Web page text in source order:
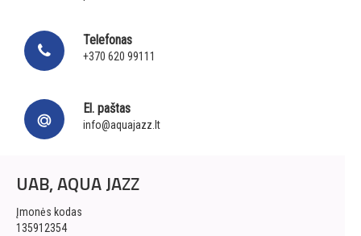
Telefonas
+370 620 99111
El. paštas
info@aquajazz.lt
UAB, AQUA JAZZ
Įmonės kodas
135912354